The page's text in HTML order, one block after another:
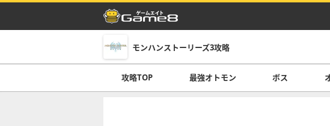
モンハンストーリーズ3攻略
攻略TOP 最強オトモン ボス